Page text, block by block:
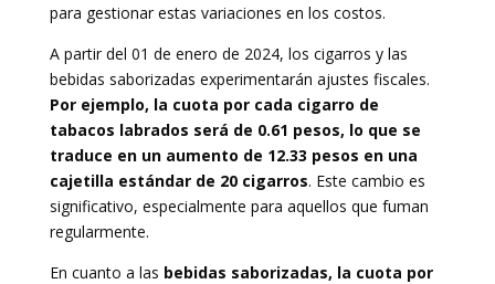
para gestionar estas variaciones en los costos.
A partir del 01 de enero de 2024, los cigarros y las
bebidas saborizadas experimentarán ajustes fiscales.
Por ejemplo, la cuota por cada cigarro de
tabacos labrados será de 0.61 pesos, lo que se
traduce en un aumento de 12.33 pesos en una
cajetilla estándar de 20 cigarros. Este cambio es
significativo, especialmente para aquellos que fuman
regularmente.
En cuanto a las bebidas saborizadas, la cuota por